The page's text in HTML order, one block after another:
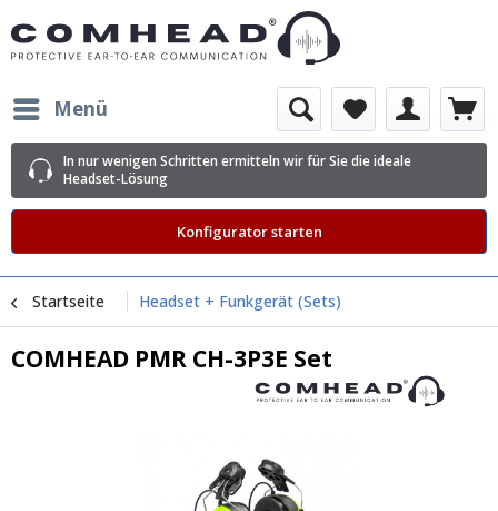
Menü
In nur wenigen Schritten ermitteln wir für Sie die ideale
Headset-Lösung
Konfigurator starten
Startseite Headset + Funkgerät (Sets)
COMHEAD PMR CH-3P3E Set